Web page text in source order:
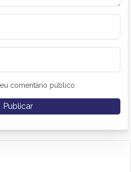
comentário público